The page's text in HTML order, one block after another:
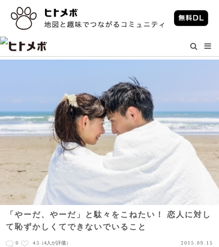
「やーだ、やーだ」と駄々をこねたい！ 恋人に対し
て恥ずかしくてできないでいること
0 4.5 （4人が評価） 2015.09.15